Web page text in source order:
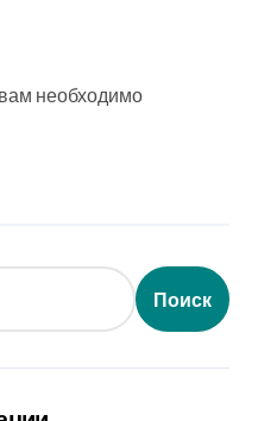
необходимо
Поиск